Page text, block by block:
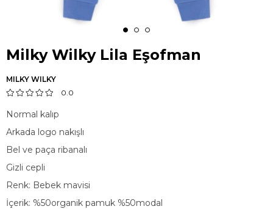
Milky Wilky Lila Eşofman
MILKY WILKY
0.0
Normal kalıp
Arkada logo nakışlı
Bel ve paça ribanalı
Gizli cepli
Renk: Bebek mavisi
İçerik: %50organik pamuk %50modal